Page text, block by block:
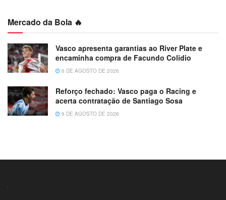
Mercado da Bola 🔥
Vasco apresenta garantias ao River Plate e
encaminha compra de Facundo Colidio
6 DE AGOSTO DE 2026
Reforço fechado: Vasco paga o Racing e
acerta contratação de Santiago Sosa
6 DE AGOSTO DE 2026